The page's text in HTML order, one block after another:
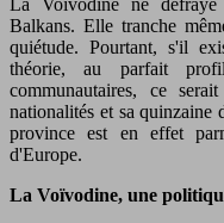
Balkans. Elle tranche
quiétude. Pourtant, s'il
théorie, au parfait
communautaires, ce
nationalités et sa quinzaine
province est en effet
d'Europe.
La Voïvodine, une